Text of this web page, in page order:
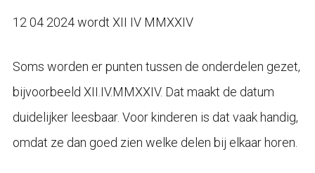
12 04 2024 wordt XII IV MMXXIV
Soms worden er punten tussen de onderdelen gezet,
bijvoorbeeld XII.IV.MMXXIV. Dat maakt de datum
duidelijker leesbaar. Voor kinderen is dat vaak handig,
omdat ze dan goed zien welke delen bij elkaar horen.